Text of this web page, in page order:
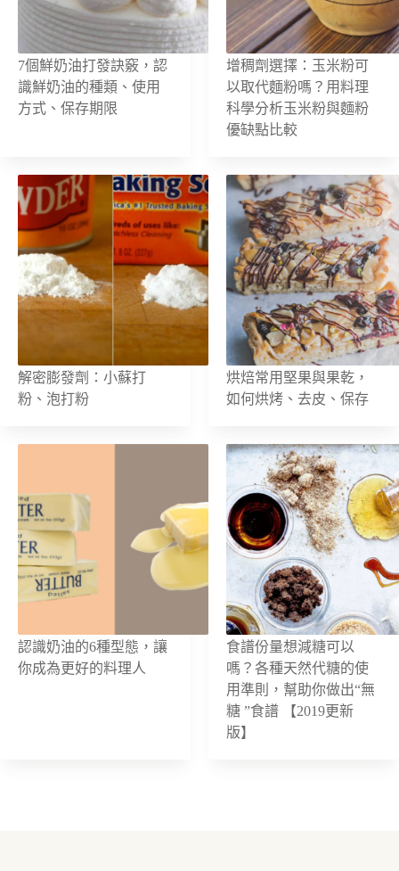
7個鮮奶油打發訣竅，認
識鮮奶油的種類、使用
方式、保存期限
增稠劑選擇：玉米粉可
以取代麵粉嗎？用料理
科學分析玉米粉與麵粉
優缺點比較
解密膨發劑：小蘇打
粉、泡打粉
烘焙常用堅果與果乾，
如何烘烤、去皮、保存
認識奶油的6種型態，讓
你成為更好的料理人
食譜份量想減糖可以
嗎？各種天然代糖的使
用準則，幫助你做出“無
糖 ”食譜 【2019更新
版】